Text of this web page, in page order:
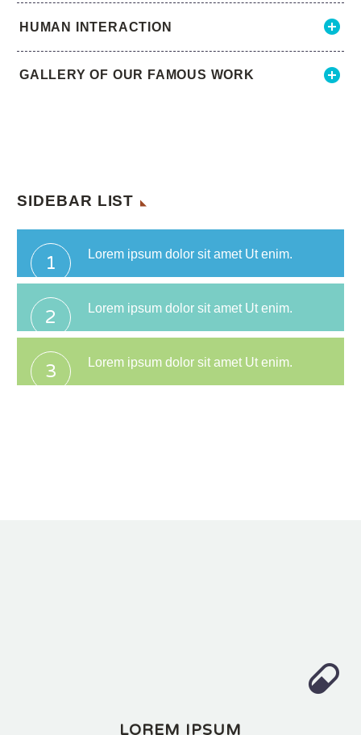
HUMAN INTERACTION
GALLERY OF OUR FAMOUS WORK
SIDEBAR LIST
1 Lorem ipsum dolor sit amet Ut enim.
2 Lorem ipsum dolor sit amet Ut enim.
3 Lorem ipsum dolor sit amet Ut enim.


LOREM IPSUM